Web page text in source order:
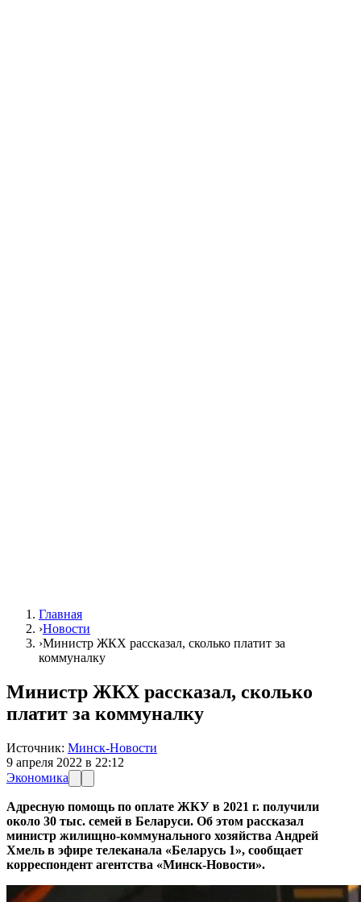
Главная
›Новости
›Министр ЖКХ рассказал, сколько платит за
коммуналку
Министр ЖКХ рассказал, сколько
платит за коммуналку
Источник: Минск-Новости
9 апреля 2022 в 22:12
Экономика
Адресную помощь по оплате ЖКУ в 2021 г. получили
около 30 тыс. семей в Беларуси. Об этом рассказал
министр жилищно-коммунального хозяйства Андрей
Хмель в эфире телеканала «Беларусь 1», сообщает
корреспондент агентства «Минск-Новости».